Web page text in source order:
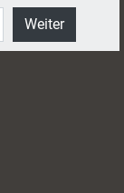
Weiter